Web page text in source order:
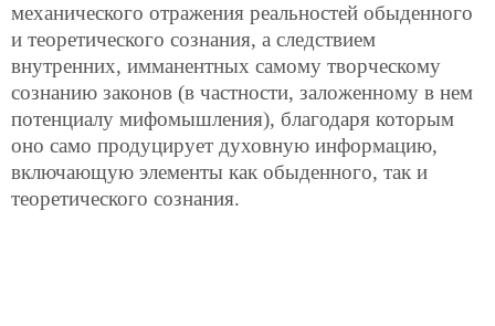
механического отражения реальностей обыденного
и теоретического сознания, а следствием
внутренних, имманентных самому творческому
сознанию законов (в частности, заложенному в нем
потенциалу мифомышления), благодаря которым
оно само продуцирует духовную информацию,
включающую элементы как обыденного, так и
теоретического сознания.